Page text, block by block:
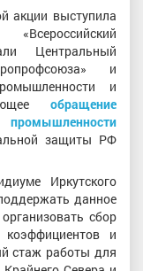
акции выступила
Центральный
и
и
обращение
защиты РФ
Иркутского
данное
сбор
и
стаж работы для